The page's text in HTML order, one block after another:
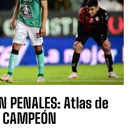
PENALES: Atlas de